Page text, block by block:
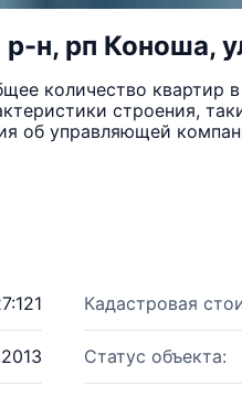
н, рп Коноша,
количество квартир в
строения,
об управляющей
Кадастровая
Статус объекта: